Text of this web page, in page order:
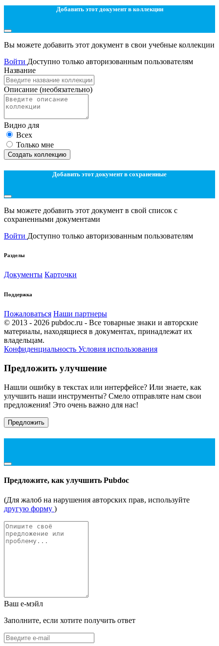
Добавить этот документ в коллекции
Вы можете добавить этот документ в свои учебные коллекции
Войти Доступно только авторизованным пользователям
Название
Описание (необязательно)
Видно для
Всех
Только мне
Создать коллекцию
Добавить этот документ в сохраненные
Вы можете добавить этот документ в свой список с
сохраненными документами
Войти Доступно только авторизованным пользователям
Разделы
Документы Карточки
Поддержка
Пожаловаться Наши партнеры
© 2013 - 2026 pubdoc.ru - Все товарные знаки и авторские
материалы, находящиеся в документах, принадлежат их
владельцам.
Конфиденциальность Условия использования
Предложить улучшение
Нашли ошибку в текстах или интерфейсе? Или знаете, как
улучшить наши инструменты? Смело отправляте нам свои
предложения! Это очень важно для нас!
Предложить
Предложите, как улучшить Pubdoc
(Для жалоб на нарушения авторских прав, используйте
другую форму )
Ваш е-мэйл
Заполните, если хотите получить ответ